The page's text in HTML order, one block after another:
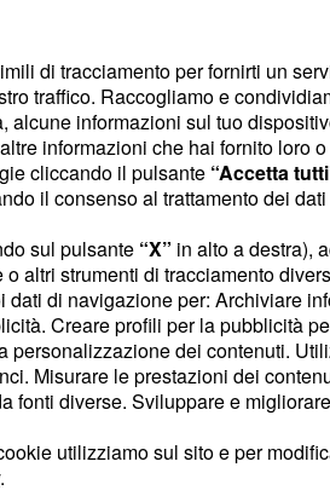
tutto sul made
i nomi degli stilisti
i nomi degli stilisti
sfoggerà
tra cui non poteva
Trussardi. Lei, che
dell’Ariston
di tracciamento per fornirti un
traffico. Raccogliamo e
informazioni sul tuo
informazioni che hai fornito loro
cliccando il pulsante “Accetta
il consenso al trattamento dei
sul pulsante “X” in alto a destra),
altri strumenti di tracciamento
dati di navigazione per: Archiviare
Creare profili per la pubblicità
personalizzazione dei contenuti.
Misurare le prestazioni dei
fonti diverse. Sviluppare e
utilizziamo sul sito e per
.